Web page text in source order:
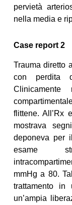
pervietà
nella media e
Case report 2
Trauma diretto
con perdita
flittene. All’Rx
mostrava
deponeva per
esame
mmHg a 80.
trattamento in
un’ampia